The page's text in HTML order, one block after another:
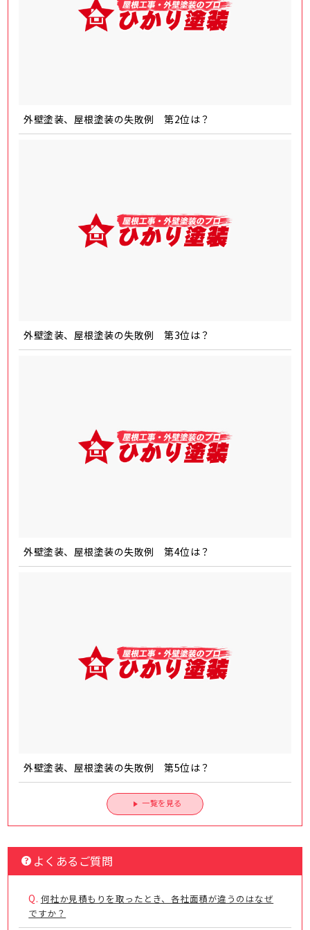
外壁塗装、屋根塗装の失敗例 第2位は？
外壁塗装、屋根塗装の失敗例 第3位は？
外壁塗装、屋根塗装の失敗例 第4位は？
外壁塗装、屋根塗装の失敗例 第5位は？
一覧を見る
よくあるご質問
Q. 何社か見積もりを取ったとき、各社面積が違うのはなぜ
ですか？